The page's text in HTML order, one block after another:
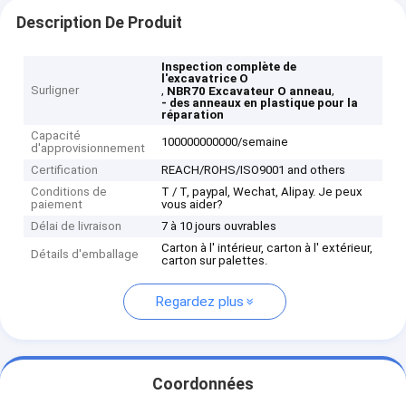
Description De Produit
Surligner
Inspection complète de
l'excavatrice O
, NBR70 Excavateur O anneau,
- des anneaux en plastique pour la
réparation
Capacité
d'approvisionnement
100000000000/semaine
Certification
REACH/ROHS/ISO9001 and others
Conditions de
paiement
T / T, paypal, Wechat, Alipay. Je peux
vous aider?
Délai de livraison
7 à 10 jours ouvrables
Détails d'emballage
Carton à l' intérieur, carton à l' extérieur,
carton sur palettes.
Regardez plus
Coordonnées